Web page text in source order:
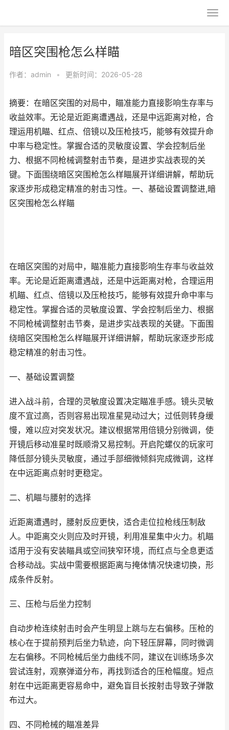
暗区突围枪怎么样瞄
作者： admin • 更新时间：2026-05-28
摘要：在暗区突围的对局中，瞄准能力直接影响生存率与
收益效率。无论是近距离遭遇战，还是中远距离对枪，合
理运用机瞄、红点、倍镜以及压枪技巧，能够有效提升命
中率与稳定性。掌握合适的灵敏度设置、学会控制后坐
力、根据不同枪械调整射击节奏，是进步实战表现的关
键。下面围绕暗区突围枪怎么样瞄展开详细讲解，帮助玩
家逐步形成稳定精准的射击习性。一、基础设置调整进,暗
区突围枪怎么样瞄
在暗区突围的对局中，瞄准能力直接影响生存率与收益效
率。无论是近距离遭遇战，还是中远距离对枪，合理运用
机瞄、红点、倍镜以及压枪技巧，能够有效提升命中率与
稳定性。掌握合适的灵敏度设置、学会控制后坐力、根据
不同枪械调整射击节奏，是进步实战表现的关键。下面围
绕暗区突围枪怎么样瞄展开详细讲解，帮助玩家逐步形成
稳定精准的射击习性。
一、基础设置调整
进入战斗前，合理的灵敏度设置决定瞄准手感。镜头灵敏
度不宜过高，否则容易出现准星晃动过大；过低则转身缓
慢，难以应对突发状况。建议根据常用倍镜分别微调，使
开镜后移动准星时既顺滑又易控制。开启陀螺仪的玩家可
降低部分镜头灵敏度，通过手部细微倾斜完成微调，这样
在中远距离点射时更稳定。
二、机瞄与腰射的选择
近距离遭遇时，腰射反应更快，适合走位拉枪线压制敌
人。中距离交火则应及时开镜，利用准星集中火力。机瞄
适用于没有安装瞄具或空间狭窄环境，而红点与全息更适
合移动战。实战中需要根据距离与掩体情况快速切换，形
成条件反射。
三、压枪与后坐力控制
自动步枪连续射击时会产生明显上跳与左右偏移。压枪的
核心在于提前预判后坐力轨迹，向下轻压屏幕，同时微调
左右偏移。不同枪械后坐力曲线不同，建议在训练场多次
尝试连射，观察弹道分布，再找到适合的压枪幅度。短点
射在中远距离更容易命中，避免盲目长按射击导致子弹散
布过大。
四、不同枪械的瞄准差异